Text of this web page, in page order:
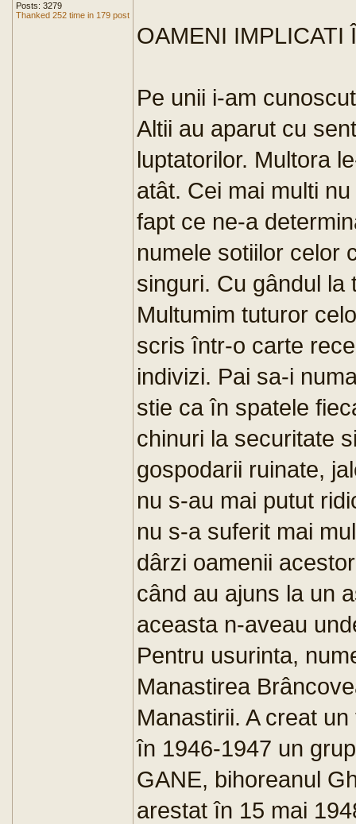
Posts: 3279
Thanked 252 time in 179 post
OAMENI IMPLICATI
Pe unii i-am
Altii au aparut cu
luptatorilor. Multora
atât. Cei mai multi
fapt ce ne-a
numele sotiilor celor
singuri. Cu gândul la
Multumim tuturor
scris într-o carte
indivizi. Pai sa-i
stie ca în spatele
chinuri la securitate
gospodarii ruinate,
nu s-au mai putut
nu s-a suferit mai
dârzi oamenii
când au ajuns la un
aceasta n-aveau
Pentru usurinta,
Manastirea
Manastirii. A creat
în 1946-1947 un
GANE, bihoreanul
arestat în 15 mai